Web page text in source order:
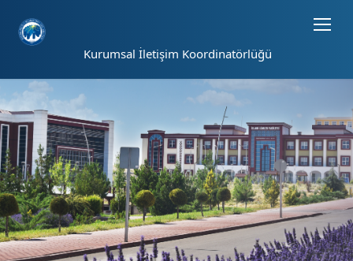
Kurumsal İletişim Koordinatörlüğü